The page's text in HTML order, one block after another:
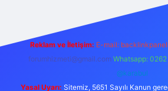
Reklam ve İletişim: E-mail:
forumhizmeti@gmail.com Whatsapp:
@karabul
Yasal Uyarı: Sitemiz, 5651 Sayılı Kanun